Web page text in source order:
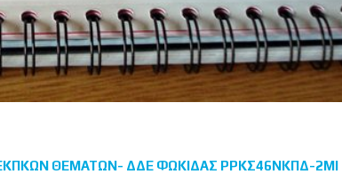
ΘΕΜΑΤΩΝ- ΔΔΕ ΦΩΚΙΔΑΣ ΡΡΚΣ46ΝΚΠΔ-2ΜΙ